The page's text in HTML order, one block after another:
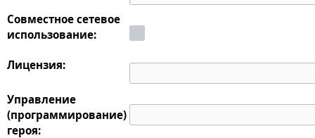
Совместное сетевое
использование:
Лицензия:
Управление
(программирование)
героя: